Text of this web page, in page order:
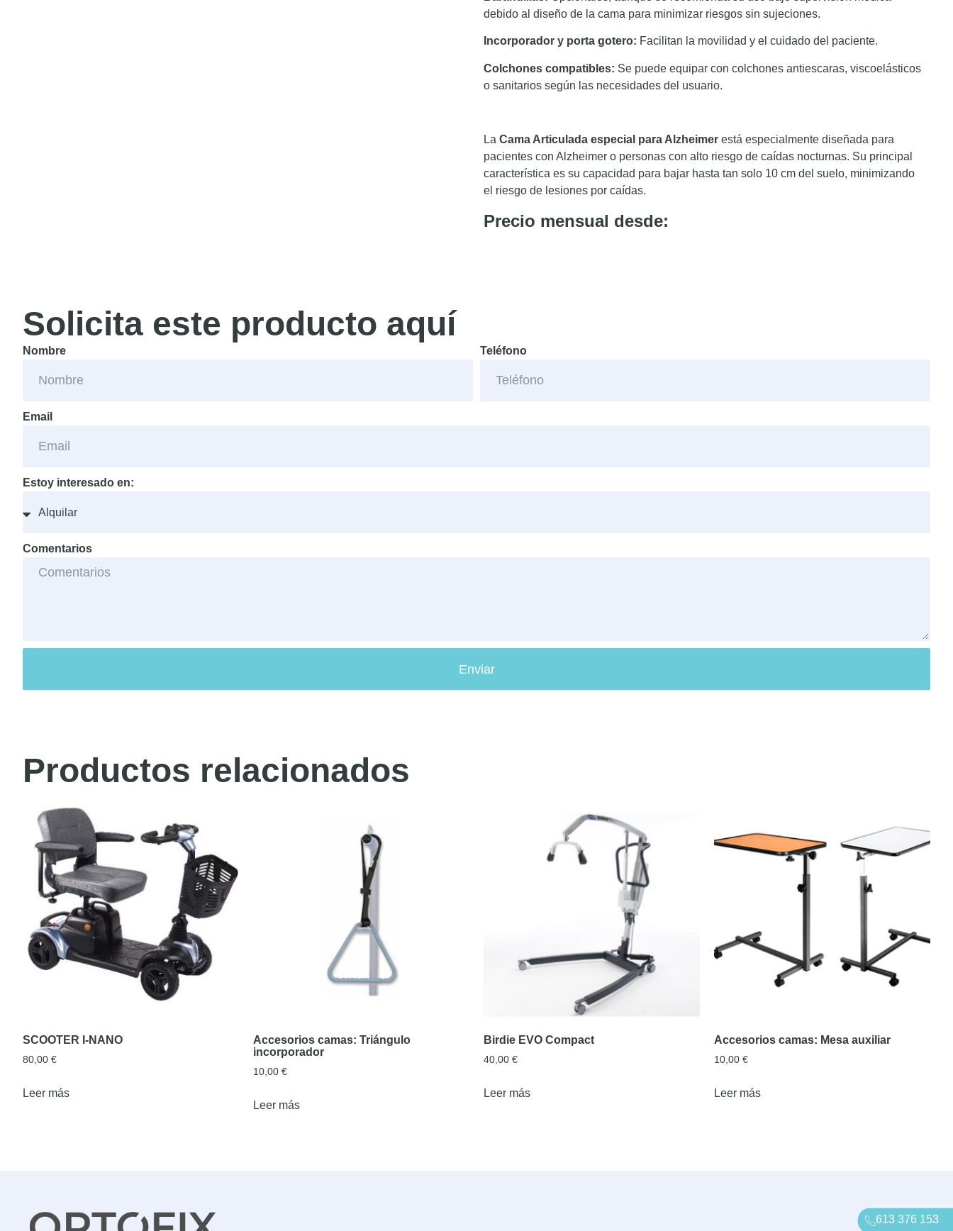
debido al diseño de la cama para minimizar riesgos sin sujeciones.​
Incorporador y porta gotero: Facilitan la movilidad y el cuidado del paciente.​
Colchones compatibles: Se puede equipar con colchones antiescaras, viscoelásticos
o sanitarios según las necesidades del usuario.​
La Cama Articulada especial para Alzheimer está especialmente diseñada para
pacientes con Alzheimer o personas con alto riesgo de caídas nocturnas. Su principal
característica es su capacidad para bajar hasta tan solo 10 cm del suelo, minimizando
el riesgo de lesiones por caídas.
Precio mensual desde:
Solicita este producto aquí
Nombre Teléfono
Email
Estoy interesado en:
Comentarios
Enviar
Productos relacionados
SCOOTER I-NANO
80,00 €
Leer más
Accesorios camas: Triángulo
incorporador
10,00 €
Leer más
Birdie EVO Compact
40,00 €
Leer más
Accesorios camas: Mesa auxiliar
10,00 €
Leer más
613 376 153